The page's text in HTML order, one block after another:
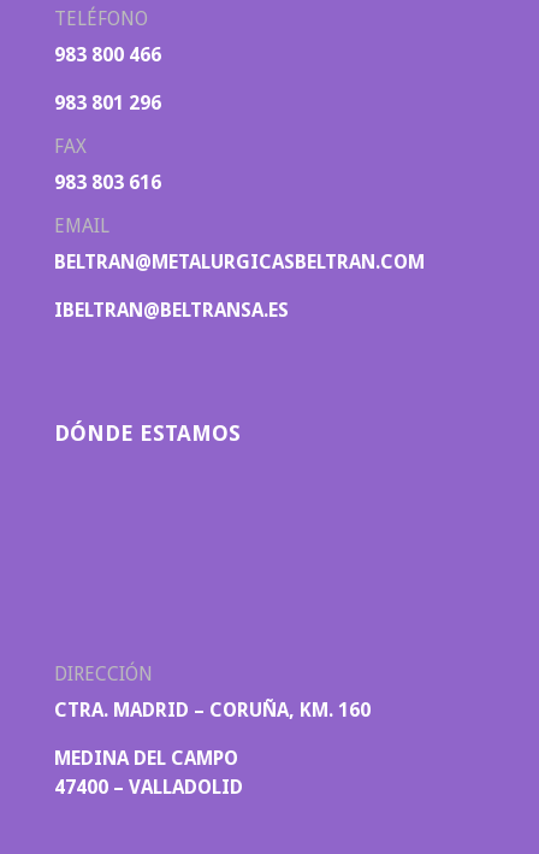
TELÉFONO
983 800 466
983 801 296
FAX
983 803 616
EMAIL
BELTRAN@METALURGICASBELTRAN.COM
IBELTRAN@BELTRANSA.ES
DÓNDE ESTAMOS
DIRECCIÓN
CTRA. MADRID – CORUÑA, KM. 160
MEDINA DEL CAMPO
47400 – VALLADOLID